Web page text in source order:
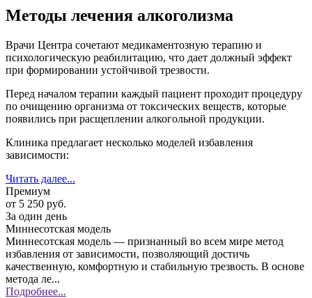
Методы лечения алкоголизма
Врачи Центра сочетают медикаментозную терапию и
психологическую реабилитацию, что дает должный эффект
при формировании устойчивой трезвости.
Перед началом терапии каждый пациент проходит процедуру
по очищению организма от токсических веществ, которые
появились при расщеплении алкогольной продукции.
Клиника предлагает несколько моделей избавления
зависимости:
Читать далее...
Премиум
от 5 250 руб.
За один день
Миннесотская модель
Миннесотская модель — признанный во всем мире метод
избавления от зависимости, позволяющий достичь
качественную, комфортную и стабильную трезвость. В основе
метода ле...
Подробнее...